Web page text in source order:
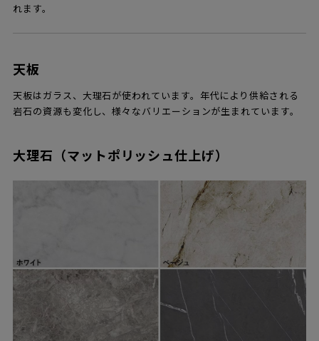
れます。
天板
天板はガラス、大理石が使われています。年代により供給される
岩石の資源も変化し、様々なバリエーションが生まれています。
大理石（マットポリッシュ仕上げ）